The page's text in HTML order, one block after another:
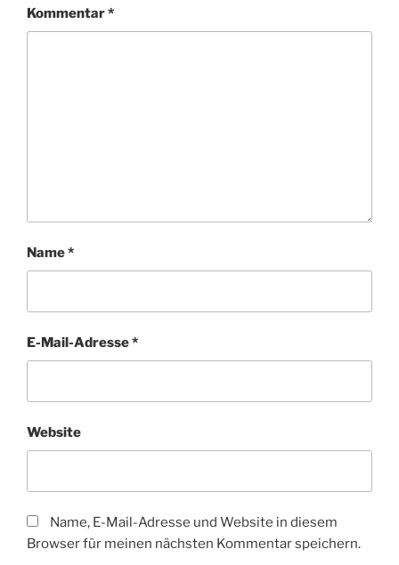
Kommentar*
Name*
E-Mail-Adresse*
Website
Name, E-Mail-Adresse und Website in diesem
Browser für meinen nächsten Kommentar speichern.